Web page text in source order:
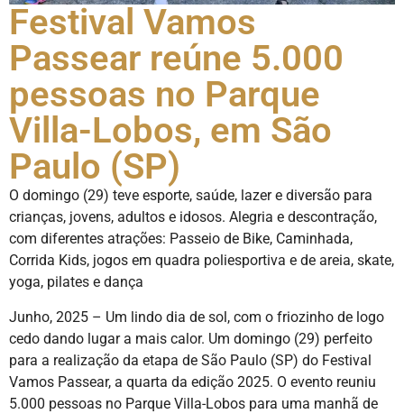
Festival Vamos
Passear reúne 5.000
pessoas no Parque
Villa-Lobos, em São
Paulo (SP)
O domingo (29) teve esporte, saúde, lazer e diversão para
crianças, jovens, adultos e idosos. Alegria e descontração,
com diferentes atrações: Passeio de Bike, Caminhada,
Corrida Kids, jogos em quadra poliesportiva e de areia, skate,
yoga, pilates e dança
Junho, 2025 – Um lindo dia de sol, com o friozinho de logo
cedo dando lugar a mais calor. Um domingo (29) perfeito
para a realização da etapa de São Paulo (SP) do Festival
Vamos Passear, a quarta da edição 2025. O evento reuniu
5.000 pessoas no Parque Villa-Lobos para uma manhã de